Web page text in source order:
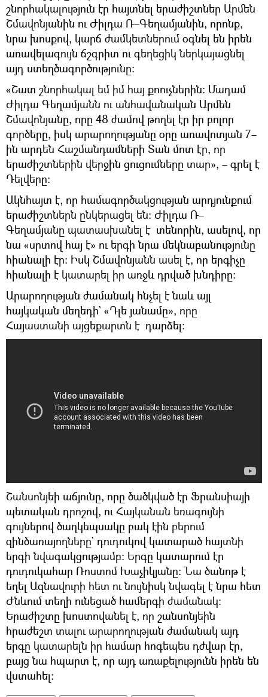
շնորհակալություն էր հայտնել երաժիշտներ Արմեն
Շմավոնյանին ու Ժիլդա Ռ–Գեղամյանին, որոնք,
նրա խոսքով, կարճ ժամկետներում օգնել են իրեն
առավելագույն ճշգրիտ ու գեղեցիկ ներկայացնել
այդ ստեղծագործությունը։
«Շատ շնորհակալ եմ իմ հայ քոուչներին։ Մադամ
Ժիլդա Գեղամյանն ու անհավանական Արմեն
Շմավոնյանը, որը 48 ժամով թողել էր իր բոլոր
գործերը, իսկ արարողությանը օրը առավոտյան 7–
ին արդեն Հաշմանդամների Տան մոտ էր, որ
երաժիշտներին վերջին ցուցումները տար», – գրել է
Դելվերը։
Ակնհայտ է, որ համագործակցության արդյունքում
երաժիշտներն ընկերացել են։ Ժիլդա Ռ–
Գեղամյանը պատասխանել է տենորին, ասելով, որ
նա «սրտով հայ է» ու երգի նրա մեկնաբանությունը
հիանալի էր։ Իսկ Շմավոնյանն ասել է, որ երգիչը
հիանալի է կատարել իր առջև դրված խնդիրը։
Արարողության ժամանակ հնչել է նաև այլ
հայկական մեղեդի` «Դլե յանամը», որը
Հայաստանի այցեքարտն է դարձել։
Շանսոնյեի աճյունը, որը ծածկված էր Ֆրանսիայի
պետական դրոշով, ու Հայկանան եռագույնի
գույներով ծաղկեպսակը բակ էին բերում
զինծառայողները` դուդուկով կատարած հայտնի
երգի նվագակցությամբ։ Երգը կատարում էր
դուդուկահար Ռոստոմ Խաչիկյանը։ Նա ծանոթ է
եղել Ազնավուրի հետ ու նույնիսկ նվագել է նրա հետ
Ժնևում տեղի ունեցած համերգի ժամանակ։
Երաժիշտը խոստովանել է, որ շանսոնյեին
հրաժեշտ տալու արարողության ժամանակ այդ
երգը կատարելն իր համար հոգեպես դժվար էր,
բայց նա հպարտ է, որ այդ առաքելությունն իրեն են
վստահել։